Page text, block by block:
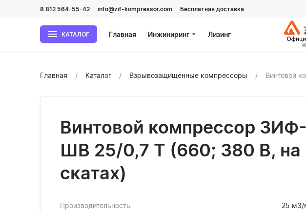
8 812 564-55-42 info@zif-kompressor.com Бесплатная доставка
КАТАЛОГ Главная Инжиниринг Лизинг
Главная Каталог Взрывозащищённые компрессоры Винтовой
Винтовой компрессор ЗИФ-
ШВ 25/0,7 Т (660; 380 В, на
скатах)
Производительность 25 м3/